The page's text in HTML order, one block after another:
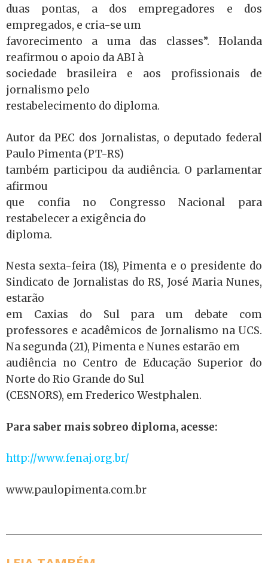
duas pontas, a dos empregadores e dos
empregados, e cria-se um
favorecimento a uma das classes”. Holanda
reafirmou o apoio da ABI à
sociedade brasileira e aos profissionais de
jornalismo pelo
restabelecimento do diploma.
Autor da PEC dos Jornalistas, o deputado federal
Paulo Pimenta (PT-RS)
também participou da audiência. O parlamentar
afirmou
que confia no Congresso Nacional para
restabelecer a exigência do
diploma.
Nesta sexta-feira (18), Pimenta e o presidente do
Sindicato de Jornalistas do RS, José Maria Nunes,
estarão
em Caxias do Sul para um debate com
professores e acadêmicos de Jornalismo na UCS.
Na segunda (21), Pimenta e Nunes estarão em
audiência no Centro de Educação Superior do
Norte do Rio Grande do Sul
(CESNORS), em Frederico Westphalen.
Para saber mais sobreo diploma, acesse:
http://www.fenaj.org.br/
www.paulopimenta.com.br